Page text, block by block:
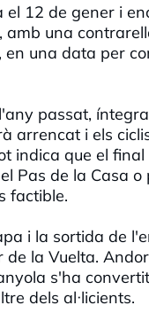
12 de gener i
una
una data per
passat,
arrencat i els
indica que el
Pas de la Casa o
factible.
i la sortida de
la Vuelta.
s'ha
dels al·licients.